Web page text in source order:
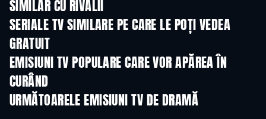
SIMILAR CU RIVALII
TV
SERIALE TV SIMILARE PE CARE LE POȚI VEDEA
GRATUIT
EMISIUNI TV POPULARE CARE VOR APĂREA ÎN
CURÂND
URMĂTOARELE EMISIUNI TV DE DRAMĂ
Sezonul 6 Sezonul 2